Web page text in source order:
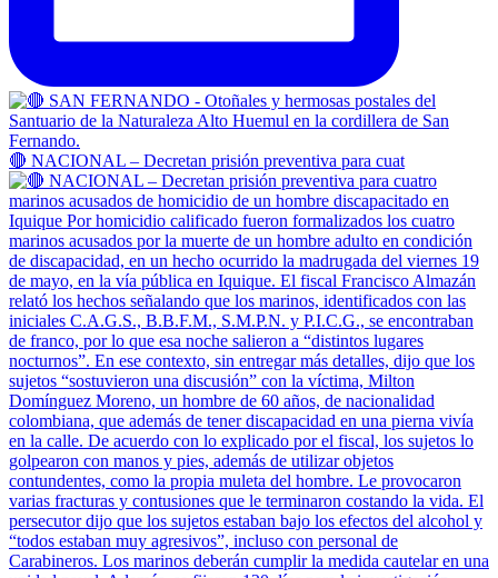
🔴 NACIONAL – Decretan prisión preventiva para cuat